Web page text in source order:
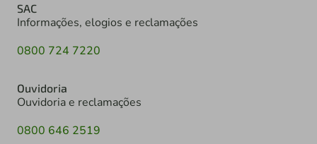
SAC
Informações, elogios e reclamações
0800 724 7220
Ouvidoria
Ouvidoria e reclamações
0800 646 2519